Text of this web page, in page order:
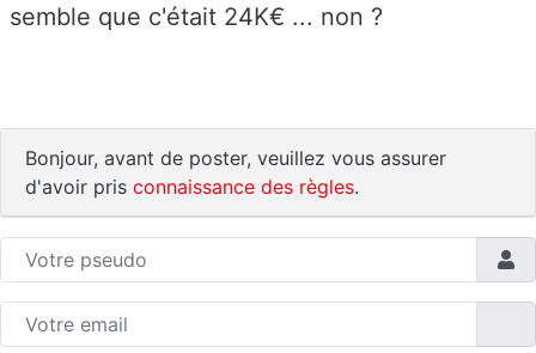
semble que c'était 24K€ ... non ?
Bonjour, avant de poster, veuillez vous assurer
d'avoir pris connaissance des règles.